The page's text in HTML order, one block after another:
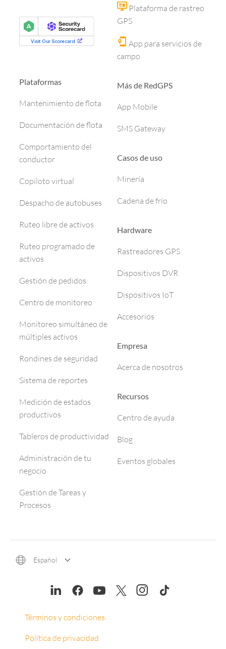
Plataformas
Mantenimiento de flota
Documentación de flota
Comportamiento del
conductor
Copiloto virtual
Despacho de autobuses
Ruteo libre de activos
Ruteo programado de
activos
Gestión de pedidos
Centro de monitoreo
Monitoreo simultáneo de
múltiples activos
Rondines de seguridad
Sistema de reportes
Medición de estados
productivos
Tableros de productividad
Administración de tu
negocio
Gestión de Tareas y
Procesos
Plataforma de rastreo
GPS
App para servicios de
campo
Más de RedGPS
App Mobile
SMS Gateway
Casos de uso
Minería
Cadena de frío
Hardware
Rastreadores GPS
Dispositivos DVR
Dispositivos IoT
Accesorios
Empresa
Acerca de nosotros
Recursos
Centro de ayuda
Blog
Eventos globales
Español
Términos y condiciones
Política de privacidad